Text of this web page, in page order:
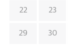
22 23
29 30